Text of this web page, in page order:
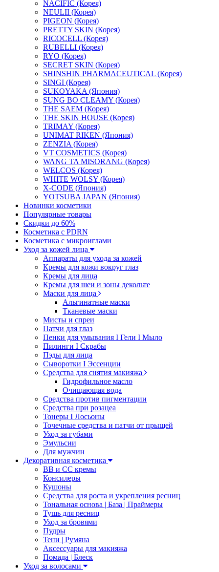
NACIFIC (Корея)
NEULII (Корея)
PIGEON (Корея)
PRETTY SKIN (Корея)
RICOCELL (Корея)
RUBELLI (Корея)
RYO (Корея)
SECRET SKIN (Корея)
SHINSHIN PHARMACEUTICAL (Корея)
SINGI (Корея)
SUKOYAKA (Япония)
SUNG BO CLEAMY (Корея)
THE SAEM (Корея)
THE SKIN HOUSE (Корея)
TRIMAY (Корея)
UNIMAT RIKEN (Япония)
ZENZIA (Корея)
VT COSMETICS (Корея)
WANG TA MISORANG (Корея)
WELCOS (Корея)
WHITE WOLSY (Корея)
X-CODE (Япония)
YOTSUBA JAPAN (Япония)
Новинки косметики
Популярные товары
Скидки до 60%
Косметика с PDRN
Косметика с микроиглами
Уход за кожей лица
Аппараты для ухода за кожей
Кремы для кожи вокруг глаз
Кремы для лица
Кремы для шеи и зоны декольте
Маски для лица
Альгинатные маски
Тканевые маски
Мисты и спреи
Патчи для глаз
Пенки для умывания I Гели I Мыло
Пилинги I Cкрабы
Пэды для лица
Сыворотки I Эссенции
Средства для снятия макияжа
Гидрофильное масло
Очищающая вода
Средства против пигментации
Средства при розацеа
Тонеры I Лосьоны
Точечные средства и патчи от прыщей
Уход за губами
Эмульсии
Для мужчин
Декоративная косметика
ВВ и СС кремы
Консилеры
Кушоны
Средства для роста и укрепления ресниц
Тональная основа | База | Праймеры
Тушь для ресниц
Уход за бровями
Пудры
Тени | Румяна
Аксессуары для макияжа
Помада | Блеск
Уход за волосами